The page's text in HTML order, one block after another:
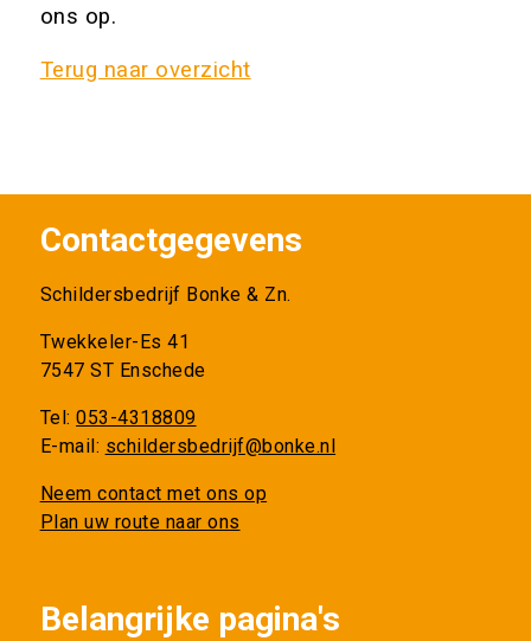
ons op.
Terug naar overzicht
Contactgegevens
Schildersbedrijf Bonke & Zn.
Twekkeler-Es 41
7547 ST Enschede
Tel:053-4318809
E-mail: schildersbedrijf@bonke.nl
Neem contact met ons op
Plan uw route naar ons
Belangrijke pagina's